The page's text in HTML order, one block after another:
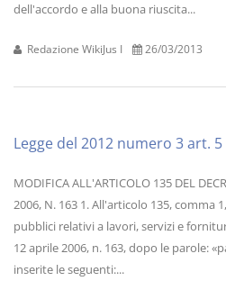
dell'accordo e alla buona riuscita...
Redazione WikiJus I 26/03/2013
Legge del 2012 numero 3 art. 5
MODIFICA ALL'ARTICOLO 135 DEL
2006, N. 163 1. All'articolo 135, comma
pubblici relativi a lavori, servizi e
12 aprile 2006, n. 163, dopo le parole:
inserite le seguenti:...